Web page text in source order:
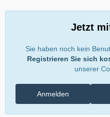
Jetzt
Sie haben noch kein
Registrieren Sie sich
unserer
Anmelden